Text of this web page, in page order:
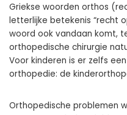
Griekse woorden orthos
letterlijke betekenis “recht
woord ook vandaan komt,
orthopedische chirurgie
Voor kinderen is er zelfs
orthopedie: de
Orthopedische problemen